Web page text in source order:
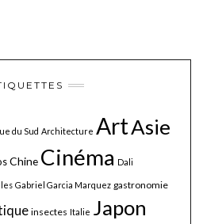
du Sud Architecture ArtAsie
Chine Cinéma Dali
Gabriel Garcia Marquez gastronomie
insectes Italie Japon